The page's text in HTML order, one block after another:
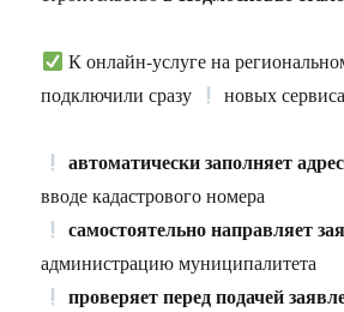
К онлайн-услуге на
подключили сразу
новых сервиса
автоматически заполняет
вводе кадастрового номера
самостоятельно направляет
администрацию муниципалитета
проверяет перед подачей